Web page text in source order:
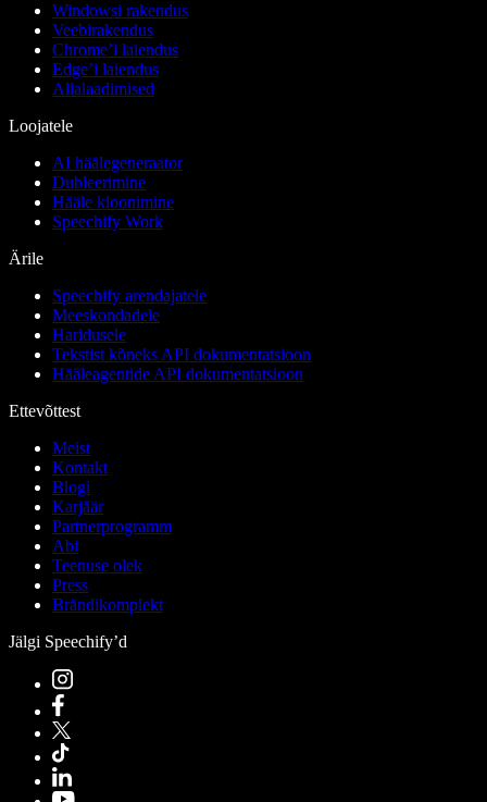
Windowsi rakendus
Veebirakendus
Chrome’i laiendus
Edge’i laiendus
Allalaadimised
Loojatele
AI häälegeneraator
Dubleerimine
Hääle kloonimine
Speechify Work
Ärile
Speechify arendajatele
Meeskondadele
Haridusele
Tekstist kõneks API dokumentatsioon
Hääleagentide API dokumentatsioon
Ettevõttest
Meist
Kontakt
Blogi
Karjäär
Partnerprogramm
Abi
Teenuse olek
Press
Brändikomplekt
Jälgi Speechify’d